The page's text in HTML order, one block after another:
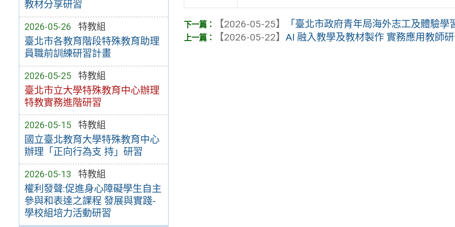
教材分享研習
2026-05-26 特教組
臺北市各教育階段特殊教育助理
員職前訓練研習計畫
2026-05-25 特教組
臺北市立大學特殊教育中心辦理
特教實務進階研習
2026-05-15 特教組
國立臺北教育大學特殊教育中心
辦理「正向行為支 持」研習
2026-05-13 特教組
權利發聲:促進身心障礙學生自主
參與和表達之課程 發展與實踐-
學校組培力活動研習
【2026-05-25】
「臺北市政府青年局海外志工及體驗學
【2026-05-22】 AI 融入教學及教材製作 實務應用教師